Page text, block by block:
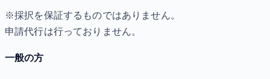
※採択を保証するものではありません。
申請代行は行っておりません。
一般の方